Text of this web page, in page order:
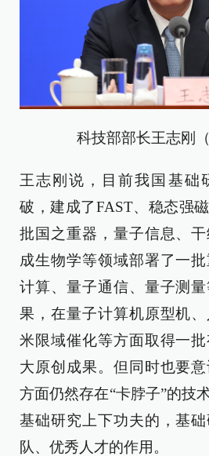
科技部部长王志刚（
王志刚说，目前我国基础
破，建成了FAST、稳态强
批国之重器，量子信息、
成生物学等领域部署了一
计算、量子通信、量子测
果，在量子计算机原型机
米限域催化等方面取得一
大原创成果。但同时也要
方面仍然存在“卡脖子”的技
基础研究上下功夫的，基
队、优秀人才的作用。